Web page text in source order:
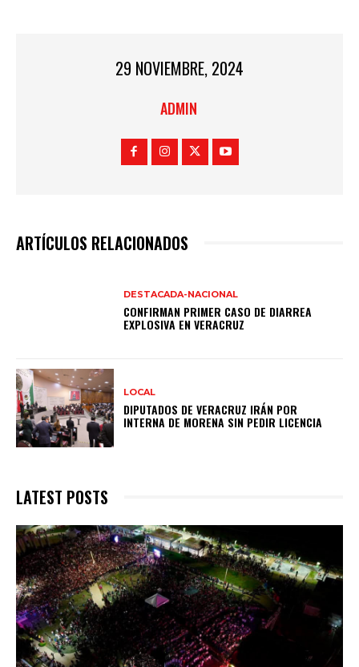
29 NOVIEMBRE, 2024
ADMIN
ARTÍCULOS RELACIONADOS
DESTACADA-NACIONAL
CONFIRMAN PRIMER CASO DE DIARREA
EXPLOSIVA EN VERACRUZ
LOCAL
DIPUTADOS DE VERACRUZ IRÁN POR
INTERNA DE MORENA SIN PEDIR LICENCIA
LATEST POSTS